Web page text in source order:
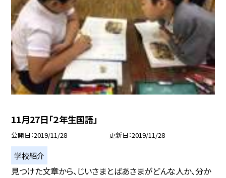
11月27日「２年生国語」
公開日 2019/11/28 更新日 2019/11/28
学校紹介
見つけた文章から、じいさまとばあさまがどんな人か、分か